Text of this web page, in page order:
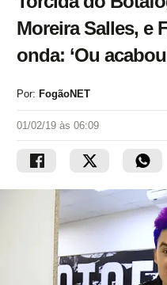
Moreira Salles, e
onda: ‘Ou
Por: FogãoNET
01/02/19 às 06:09